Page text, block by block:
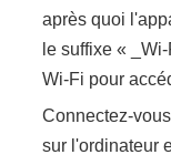
après quoi
le suffixe «
Wi-Fi pour
Connectez-
sur l'ordinateur